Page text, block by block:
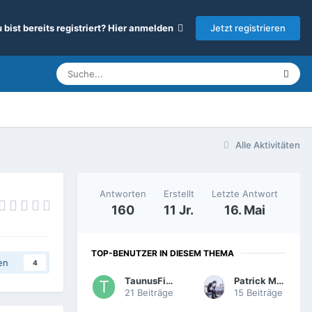
bist bereits registriert? Hier anmelden Jetzt registrieren
Alle Aktivitäten
4
Antworten
160
Erstellt
11 Jr.
Letzte Antwort
16. Mai
TOP-BENUTZER IN DIESEM THEMA
TaunusFilm
21 Beiträge
Patrick Müller
15 Beiträge